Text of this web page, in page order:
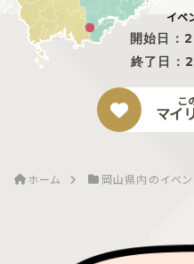
イベ
開始日：
終了日：
こ
マイ
ホーム 岡山県内のイベ